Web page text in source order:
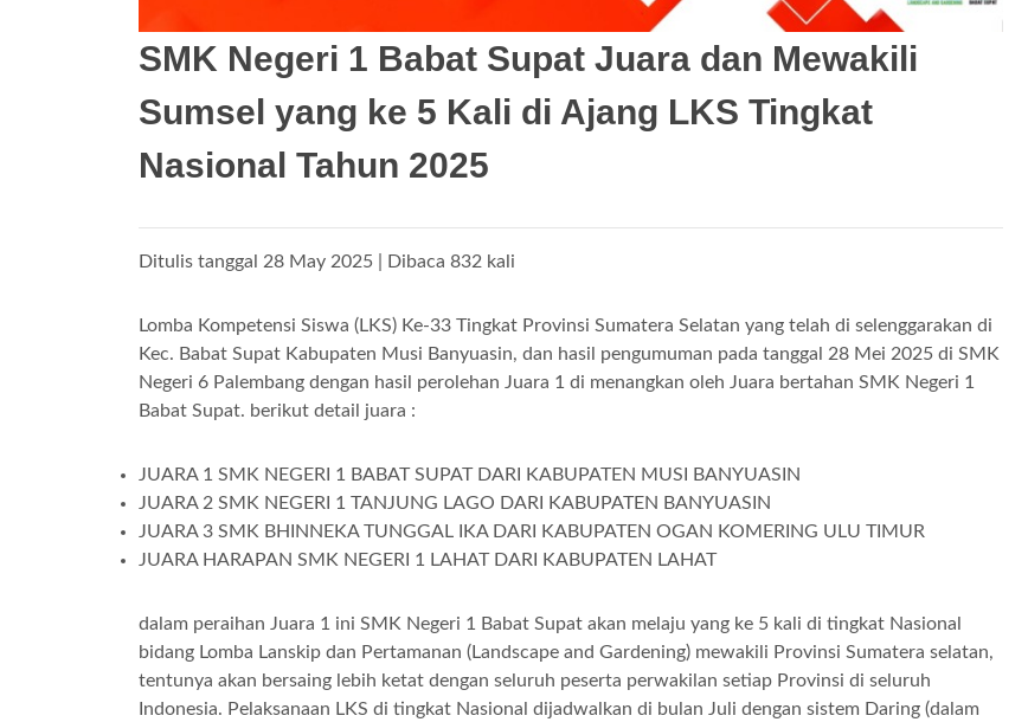
SMK Negeri 1 Babat Supat Juara dan Mewakili
Sumsel yang ke 5 Kali di Ajang LKS Tingkat
Nasional Tahun 2025
Ditulis tanggal 28 May 2025 | Dibaca 832 kali
Lomba Kompetensi Siswa (LKS) Ke-33 Tingkat Provinsi Sumatera Selatan yang telah di selenggarakan di
Kec. Babat Supat Kabupaten Musi Banyuasin, dan hasil pengumuman pada tanggal 28 Mei 2025 di SMK
Negeri 6 Palembang dengan hasil perolehan Juara 1 di menangkan oleh Juara bertahan SMK Negeri 1
Babat Supat. berikut detail juara :
JUARA 1 SMK NEGERI 1 BABAT SUPAT DARI KABUPATEN MUSI BANYUASIN
JUARA 2 SMK NEGERI 1 TANJUNG LAGO DARI KABUPATEN BANYUASIN
JUARA 3 SMK BHINNEKA TUNGGAL IKA DARI KABUPATEN OGAN KOMERING ULU TIMUR
JUARA HARAPAN SMK NEGERI 1 LAHAT DARI KABUPATEN LAHAT
dalam peraihan Juara 1 ini SMK Negeri 1 Babat Supat akan melaju yang ke 5 kali di tingkat Nasional
bidang Lomba Lanskip dan Pertamanan (Landscape and Gardening) mewakili Provinsi Sumatera selatan,
tentunya akan bersaing lebih ketat dengan seluruh peserta perwakilan setiap Provinsi di seluruh
Indonesia. Pelaksanaan LKS di tingkat Nasional dijadwalkan di bulan Juli dengan sistem Daring (dalam